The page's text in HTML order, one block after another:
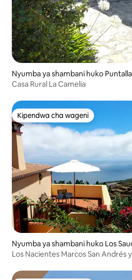
Nyumba ya shambani huko
Casa Rural La Camelia
Kipendwa cha wageni
Kipendwa cha wageni
Nyumba ya shambani huko Los
Los Nacientes Marcos San Andrés